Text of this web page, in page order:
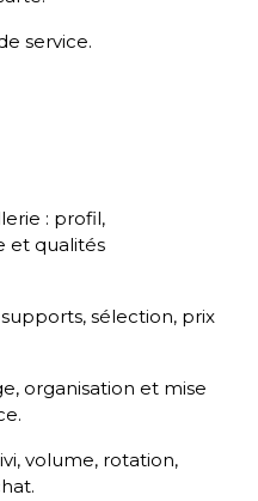
service.
: profil,
et qualités
sélection, prix
organisation et mise
volume, rotation,